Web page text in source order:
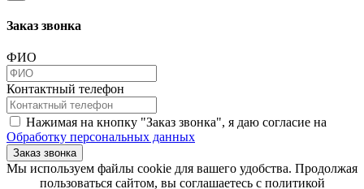
Заказ звонка
ФИО
Контактный телефон
Нажимая на кнопку "Заказ звонка", я даю согласие на
Обработку персональных данных
Заказ звонка
​​​​​​​Мы используем файлы cookie для вашего удобства. Продолжая
пользоваться сайтом, вы соглашаетесь с политикой